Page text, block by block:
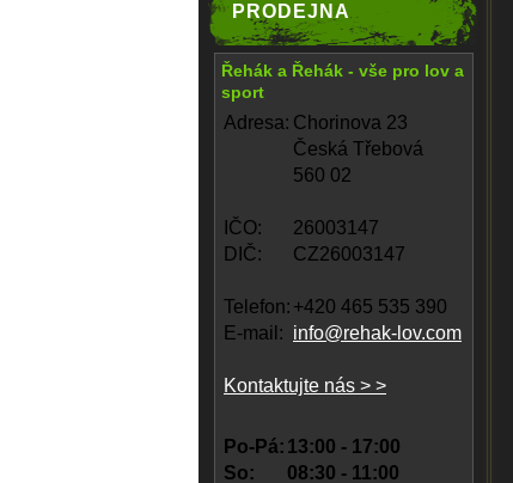
PRODEJNA
Řehák a Řehák - vše pro lov a
sport
Adresa: Chorinova 23
Česká Třebová
560 02
IČO:
26003147
DIČ:
CZ26003147
Telefon: +420 465 535 390
E-mail: info@rehak-lov.com
Kontaktujte nás > >
Po-Pá: 13:00 - 17:00
So:
08:30 - 11:00